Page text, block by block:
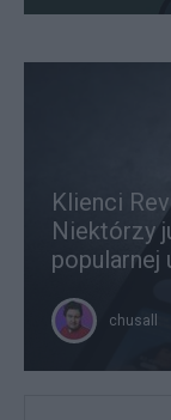
Klienci
Niektórzy
popularnej
chusall